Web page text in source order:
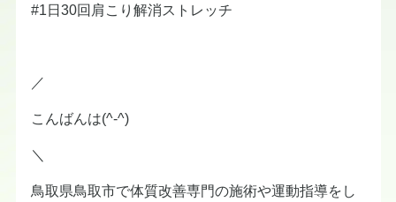
#1日30回肩こり解消ストレッチ
／
こんばんは(^-^)
＼
鳥取県鳥取市で体質改善専門の施術や運動指導をし